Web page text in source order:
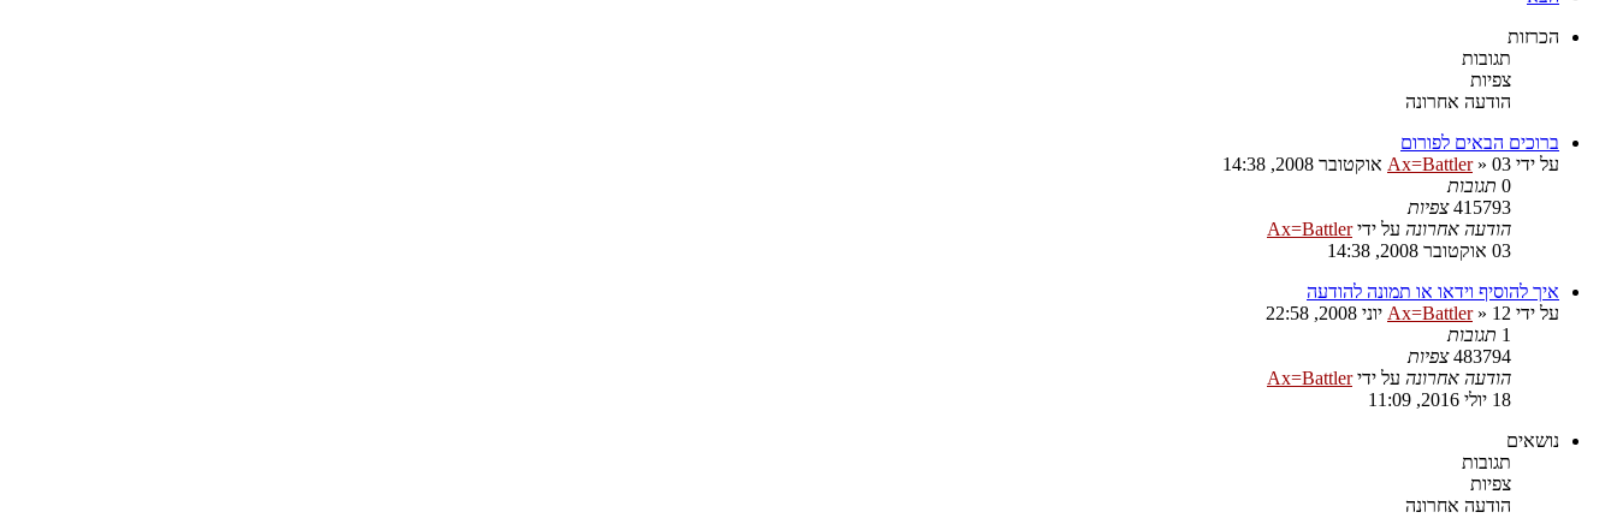
הכרזות
תגובות
צפיות
הודעה אחרונה
ברוכים הבאים לפורום
על ידי
Ax=Battler» 03 אוקטובר 2008, 14:38
0 תגובות
415793 צפיות
הודעה אחרונה על ידיAx=Battler
03 אוקטובר 2008, 14:38
איך להוסיף וידאו או תמונה להודעה
על ידי
Ax=Battler» 12 יוני 2008, 22:58
1 תגובות
483794 צפיות
הודעה אחרונה על ידיAx=Battler
18 יולי 2016, 11:09
נושאים
תגובות
צפיות
הודעה אחרונה